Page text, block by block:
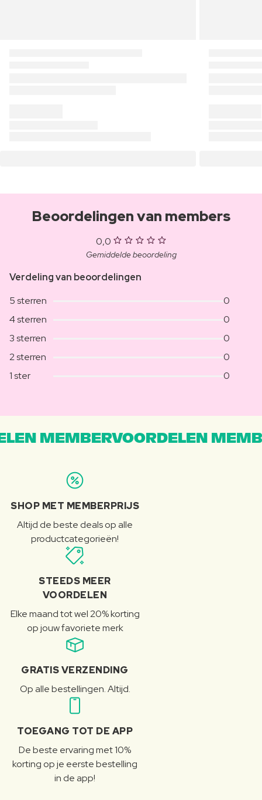
Beoordelingen van members
0,0
Gemiddelde beoordeling
Verdeling van beoordelingen
5 sterren
0
4 sterren
0
3 sterren
0
2 sterren
0
1 ster
0
MEMBERVOORDELEN
SHOP MET MEMBERPRIJS
Altijd de beste deals op alle
productcategorieën!
STEEDS MEER
VOORDELEN
Elke maand tot wel 20% korting
op jouw favoriete merk
GRATIS VERZENDING
Op alle bestellingen. Altijd.
TOEGANG TOT DE APP
De beste ervaring met 10%
korting op je eerste bestelling
in de app!